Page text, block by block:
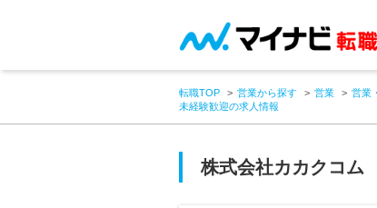
転職TOP 営業から探す 営業 営業
未経験歓迎の求人情報
株式会社カカクコム